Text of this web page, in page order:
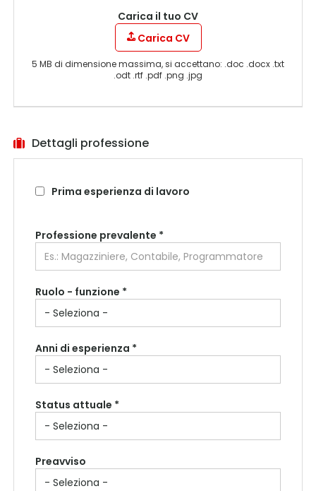
Carica il tuo CV
Carica CV
5 MB di dimensione massima, si accettano: .doc .docx .txt
.odt .rtf .pdf .png .jpg
Dettagli professione
Prima esperienza di lavoro
Professione prevalente *
Ruolo - funzione *
Anni di esperienza *
Status attuale *
Preavviso